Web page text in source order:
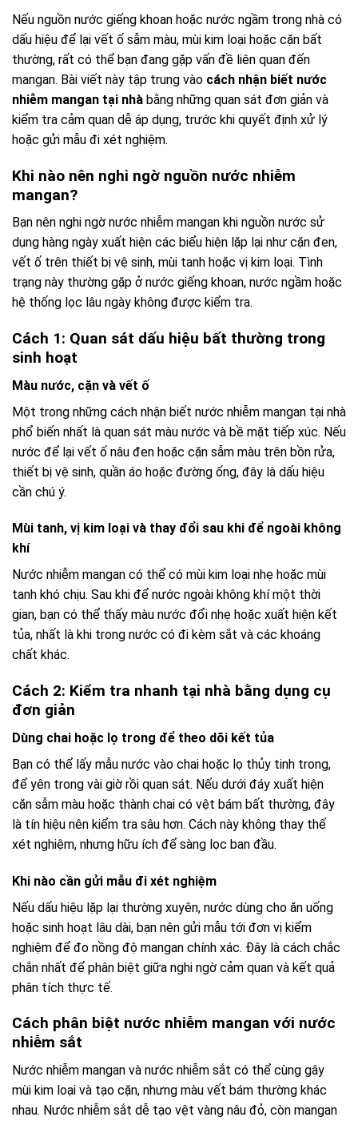
Nếu nguồn nước giếng khoan hoặc nước ngầm trong nhà có
dấu hiệu để lại vết ố sẫm màu, mùi kim loại hoặc cặn bất
thường, rất có thể bạn đang gặp vấn đề liên quan đến
mangan. Bài viết này tập trung vào cách nhận biết nước
nhiễm mangan tại nhà bằng những quan sát đơn giản và
kiểm tra cảm quan dễ áp dụng, trước khi quyết định xử lý
hoặc gửi mẫu đi xét nghiệm.
Khi nào nên nghi ngờ nguồn nước nhiễm
mangan?
Bạn nên nghi ngờ nước nhiễm mangan khi nguồn nước sử
dụng hàng ngày xuất hiện các biểu hiện lặp lại như cặn đen,
vết ố trên thiết bị vệ sinh, mùi tanh hoặc vị kim loại. Tình
trạng này thường gặp ở nước giếng khoan, nước ngầm hoặc
hệ thống lọc lâu ngày không được kiểm tra.
Cách 1: Quan sát dấu hiệu bất thường trong
sinh hoạt
Màu nước, cặn và vết ố
Một trong những cách nhận biết nước nhiễm mangan tại nhà
phổ biến nhất là quan sát màu nước và bề mặt tiếp xúc. Nếu
nước để lại vết ố nâu đen hoặc cặn sẫm màu trên bồn rửa,
thiết bị vệ sinh, quần áo hoặc đường ống, đây là dấu hiệu
cần chú ý.
Mùi tanh, vị kim loại và thay đổi sau khi để ngoài không
khí
Nước nhiễm mangan có thể có mùi kim loại nhẹ hoặc mùi
tanh khó chịu. Sau khi để nước ngoài không khí một thời
gian, bạn có thể thấy màu nước đổi nhẹ hoặc xuất hiện kết
tủa, nhất là khi trong nước có đi kèm sắt và các khoáng
chất khác.
Cách 2: Kiểm tra nhanh tại nhà bằng dụng cụ
đơn giản
Dùng chai hoặc lọ trong để theo dõi kết tủa
Bạn có thể lấy mẫu nước vào chai hoặc lọ thủy tinh trong,
để yên trong vài giờ rồi quan sát. Nếu dưới đáy xuất hiện
cặn sẫm màu hoặc thành chai có vệt bám bất thường, đây
là tín hiệu nên kiểm tra sâu hơn. Cách này không thay thế
xét nghiệm, nhưng hữu ích để sàng lọc ban đầu.
Khi nào cần gửi mẫu đi xét nghiệm
Nếu dấu hiệu lặp lại thường xuyên, nước dùng cho ăn uống
hoặc sinh hoạt lâu dài, bạn nên gửi mẫu tới đơn vị kiểm
nghiệm để đo nồng độ mangan chính xác. Đây là cách chắc
chắn nhất để phân biệt giữa nghi ngờ cảm quan và kết quả
phân tích thực tế.
Cách phân biệt nước nhiễm mangan với nước
nhiễm sắt
Nước nhiễm mangan và nước nhiễm sắt có thể cùng gây
mùi kim loại và tạo cặn, nhưng màu vết bám thường khác
nhau. Nước nhiễm sắt dễ tạo vệt vàng nâu đỏ, còn mangan